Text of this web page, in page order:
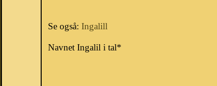
Se også: Ingalill
Navnet Ingalil i tal*